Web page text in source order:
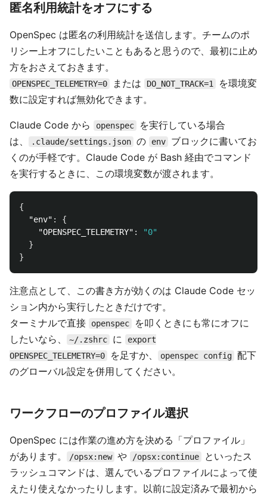
匿名利用統計をオフにする
OpenSpec は匿名の利用統計を送信します。チームのポ
リシー上オフにしたいこともあると思うので、最初に止め
方をおさえておきます。
OPENSPEC_TELEMETRY=0 または DO_NOT_TRACK=1
を環境変
数に設定すれば無効化できます。
Claude Code から openspec
を実行している場合
は、
.claude/settings.json の env
ブロックに書いてお
くのが手軽です。Claude Code が Bash 経由でコマンド
を実行するときに、この環境変数が渡されます。
{
"env" :
{
"OPENSPEC_TELEMETRY" :
"0"
}
}
注意点として、この書き方が効くのは Claude Code セッ
ション内から実行したときだけです。
ターミナルで直接
openspec
を叩くときにも常にオフに
したいなら、
~/.zshrc に
export
OPENSPEC_TELEMETRY=0
を足すか、 openspec config 配下
のグローバル設定を併用してください。
ワークフローのプロファイル選択
OpenSpec には作業の進め方を決める「プロファイル」
があります。
/opsx:new や /opsx:continue
といったス
ラッシュコマンドは、選んでいるプロファイルによって使
えたり使えなかったりします。以前に設定済みで最初から